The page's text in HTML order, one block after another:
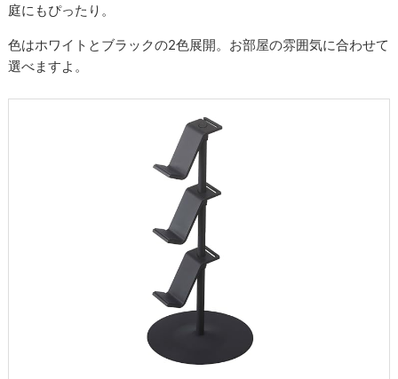
庭にもぴったり。
色はホワイトとブラックの2色展開。お部屋の雰囲気に合わせて
選べますよ。